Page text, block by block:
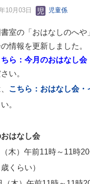
10月03日 児童係
室の「おはなしのへや
情報を更新しました。
ちら：今月のおはなし会
い。
こちら：おはなし会・
。
はなし会
）午前11時～11時
くらい）